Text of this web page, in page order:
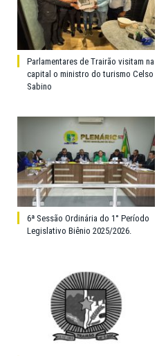
Parlamentares de Trairão visitam na
capital o ministro do turismo Celso
Sabino
6ª Sessão Ordinária do 1° Período
Legislativo Biênio 2025/2026.